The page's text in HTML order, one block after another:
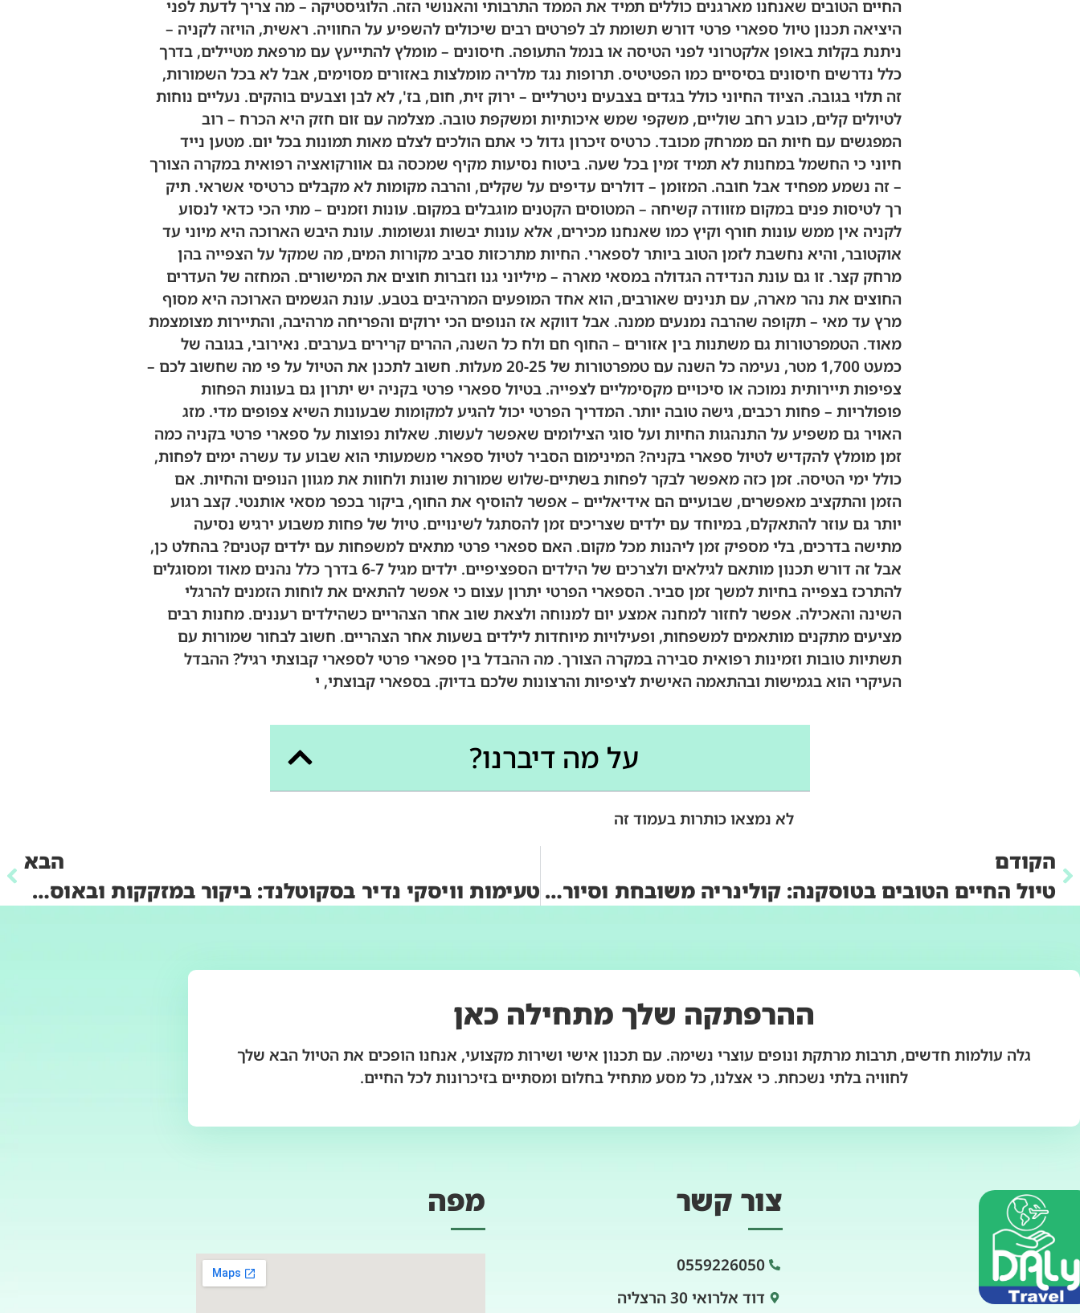
החיים הטובים שאנחנו מארגנים כוללים תמיד את הממד התרבותי והאנושי הזה. הלוגיסטיקה – מה צריך לדעת לפני
היציאה תכנון טיול ספארי פרטי דורש תשומת לב לפרטים רבים שיכולים להשפיע על החוויה. ראשית, הויזה לקניה –
ניתנת בקלות באופן אלקטרוני לפני הטיסה או בנמל התעופה. חיסונים – מומלץ להתייעץ עם מרפאת מטיילים, בדרך
כלל נדרשים חיסונים בסיסיים כמו הפטיטיס. תרופות נגד מלריה מומלצות באזורים מסוימים, אבל לא בכל השמורות,
זה תלוי בגובה. הציוד החיוני כולל בגדים בצבעים ניטרליים – ירוק זית, חום, בז', לא לבן וצבעים בוהקים. נעליים נוחות
לטיולים קלים, כובע רחב שוליים, משקפי שמש איכותיות ומשקפת טובה. מצלמה עם זום חזק היא הכרח – רוב
המפגשים עם חיות הם ממרחק מכובד. כרטיס זיכרון גדול כי אתם הולכים לצלם מאות תמונות בכל יום. מטען נייד
חיוני כי החשמל במחנות לא תמיד זמין בכל שעה. ביטוח נסיעות מקיף שמכסה גם אוורקואציה רפואית במקרה הצורך
– זה נשמע מפחיד אבל חובה. המזומן – דולרים עדיפים על שקלים, והרבה מקומות לא מקבלים כרטיסי אשראי. תיק
רך לטיסות פנים במקום מזוודה קשיחה – המטוסים הקטנים מוגבלים במקום. עונות וזמנים – מתי הכי כדאי לנסוע
לקניה אין ממש עונות חורף וקיץ כמו שאנחנו מכירים, אלא עונות יבשות וגשומות. עונת היבש הארוכה היא מיוני עד
אוקטובר, והיא נחשבת לזמן הטוב ביותר לספארי. החיות מתרכזות סביב מקורות המים, מה שמקל על הצפייה בהן
מרחק קצר. זו גם עונת הנדידה הגדולה במסאי מארה – מיליוני גנו וזברות חוצים את המישורים. המחזה של העדרים
החוצים את נהר מארה, עם תנינים שאורבים, הוא אחד המופעים המרהיבים בטבע. עונת הגשמים הארוכה היא מסוף
מרץ עד מאי – תקופה שהרבה נמנעים ממנה. אבל דווקא אז הנופים הכי ירוקים והפריחה מרהיבה, והתיירות מצומצמת
מאוד. הטמפרטורות גם משתנות בין אזורים – החוף חם ולח כל השנה, ההרים קרירים בערבים. נאירובי, בגובה של
כמעט 1,700 מטר, נעימה כל השנה עם טמפרטורות של 20-25 מעלות. חשוב לתכנן את הטיול על פי מה שחשוב לכם –
צפיפות תיירותית נמוכה או סיכויים מקסימליים לצפייה. בטיול ספארי פרטי בקניה יש יתרון גם בעונות הפחות
פופולריות – פחות רכבים, גישה טובה יותר. המדריך הפרטי יכול להגיע למקומות שבעונות השיא צפופים מדי. מזג
האויר גם משפיע על התנהגות החיות ועל סוגי הצילומים שאפשר לעשות. שאלות נפוצות על ספארי פרטי בקניה כמה
זמן מומלץ להקדיש לטיול ספארי בקניה? המינימום הסביר לטיול ספארי משמעותי הוא שבוע עד עשרה ימים לפחות,
כולל ימי הטיסה. זמן כזה מאפשר לבקר לפחות בשתיים-שלוש שמורות שונות ולחוות את מגוון הנופים והחיות. אם
הזמן והתקציב מאפשרים, שבועיים הם אידיאליים – אפשר להוסיף את החוף, ביקור בכפר מסאי אותנטי. קצב רגוע
יותר גם עוזר להתאקלם, במיוחד עם ילדים שצריכים זמן להסתגל לשינויים. טיול של פחות משבוע ירגיש נסיעה
מתישה בדרכים, בלי מספיק זמן ליהנות מכל מקום. האם ספארי פרטי מתאים למשפחות עם ילדים קטנים? בהחלט כן,
אבל זה דורש תכנון מותאם לגילאים ולצרכים של הילדים הספציפיים. ילדים מגיל 6-7 בדרך כלל נהנים מאוד ומסוגלים
להתרכז בצפייה בחיות למשך זמן סביר. הספארי הפרטי יתרון עצום כי אפשר להתאים את לוחות הזמנים להרגלי
השינה והאכילה. אפשר לחזור למחנה אמצע יום למנוחה ולצאת שוב אחר הצהריים כשהילדים רעננים. מחנות רבים
מציעים מתקנים מותאמים למשפחות, ופעילויות מיוחדות לילדים בשעות אחר הצהריים. חשוב לבחור שמורות עם
תשתיות טובות וזמינות רפואית סבירה במקרה הצורך. מה ההבדל בין ספארי פרטי לספארי קבוצתי רגיל? ההבדל
העיקרי הוא בגמישות ובהתאמה האישית לציפיות והרצונות שלכם בדיוק. בספארי קבוצתי, י
על מה דיברנו?
לא נמצאו כותרות בעמוד זה
הקודם
טיול החיים הטובים בטוסקנה: קולינריה משובחת וסיורי יין
הבא
טעימות וויסקי נדיר בסקוטלנד: ביקור במזקקות ובאוספים פרטיים
ההרפתקה שלך מתחילה כאן
גלה עולמות חדשים, תרבות מרתקת ונופים עוצרי נשימה. עם תכנון אישי ושירות מקצועי, אנחנו הופכים את הטיול הבא שלך
לחוויה בלתי נשכחת. כי אצלנו, כל מסע מתחיל בחלום ומסתיים בזיכרונות לכל החיים.
צור קשר
0559226050
דוד אלרואי 30 הרצליה
מפה